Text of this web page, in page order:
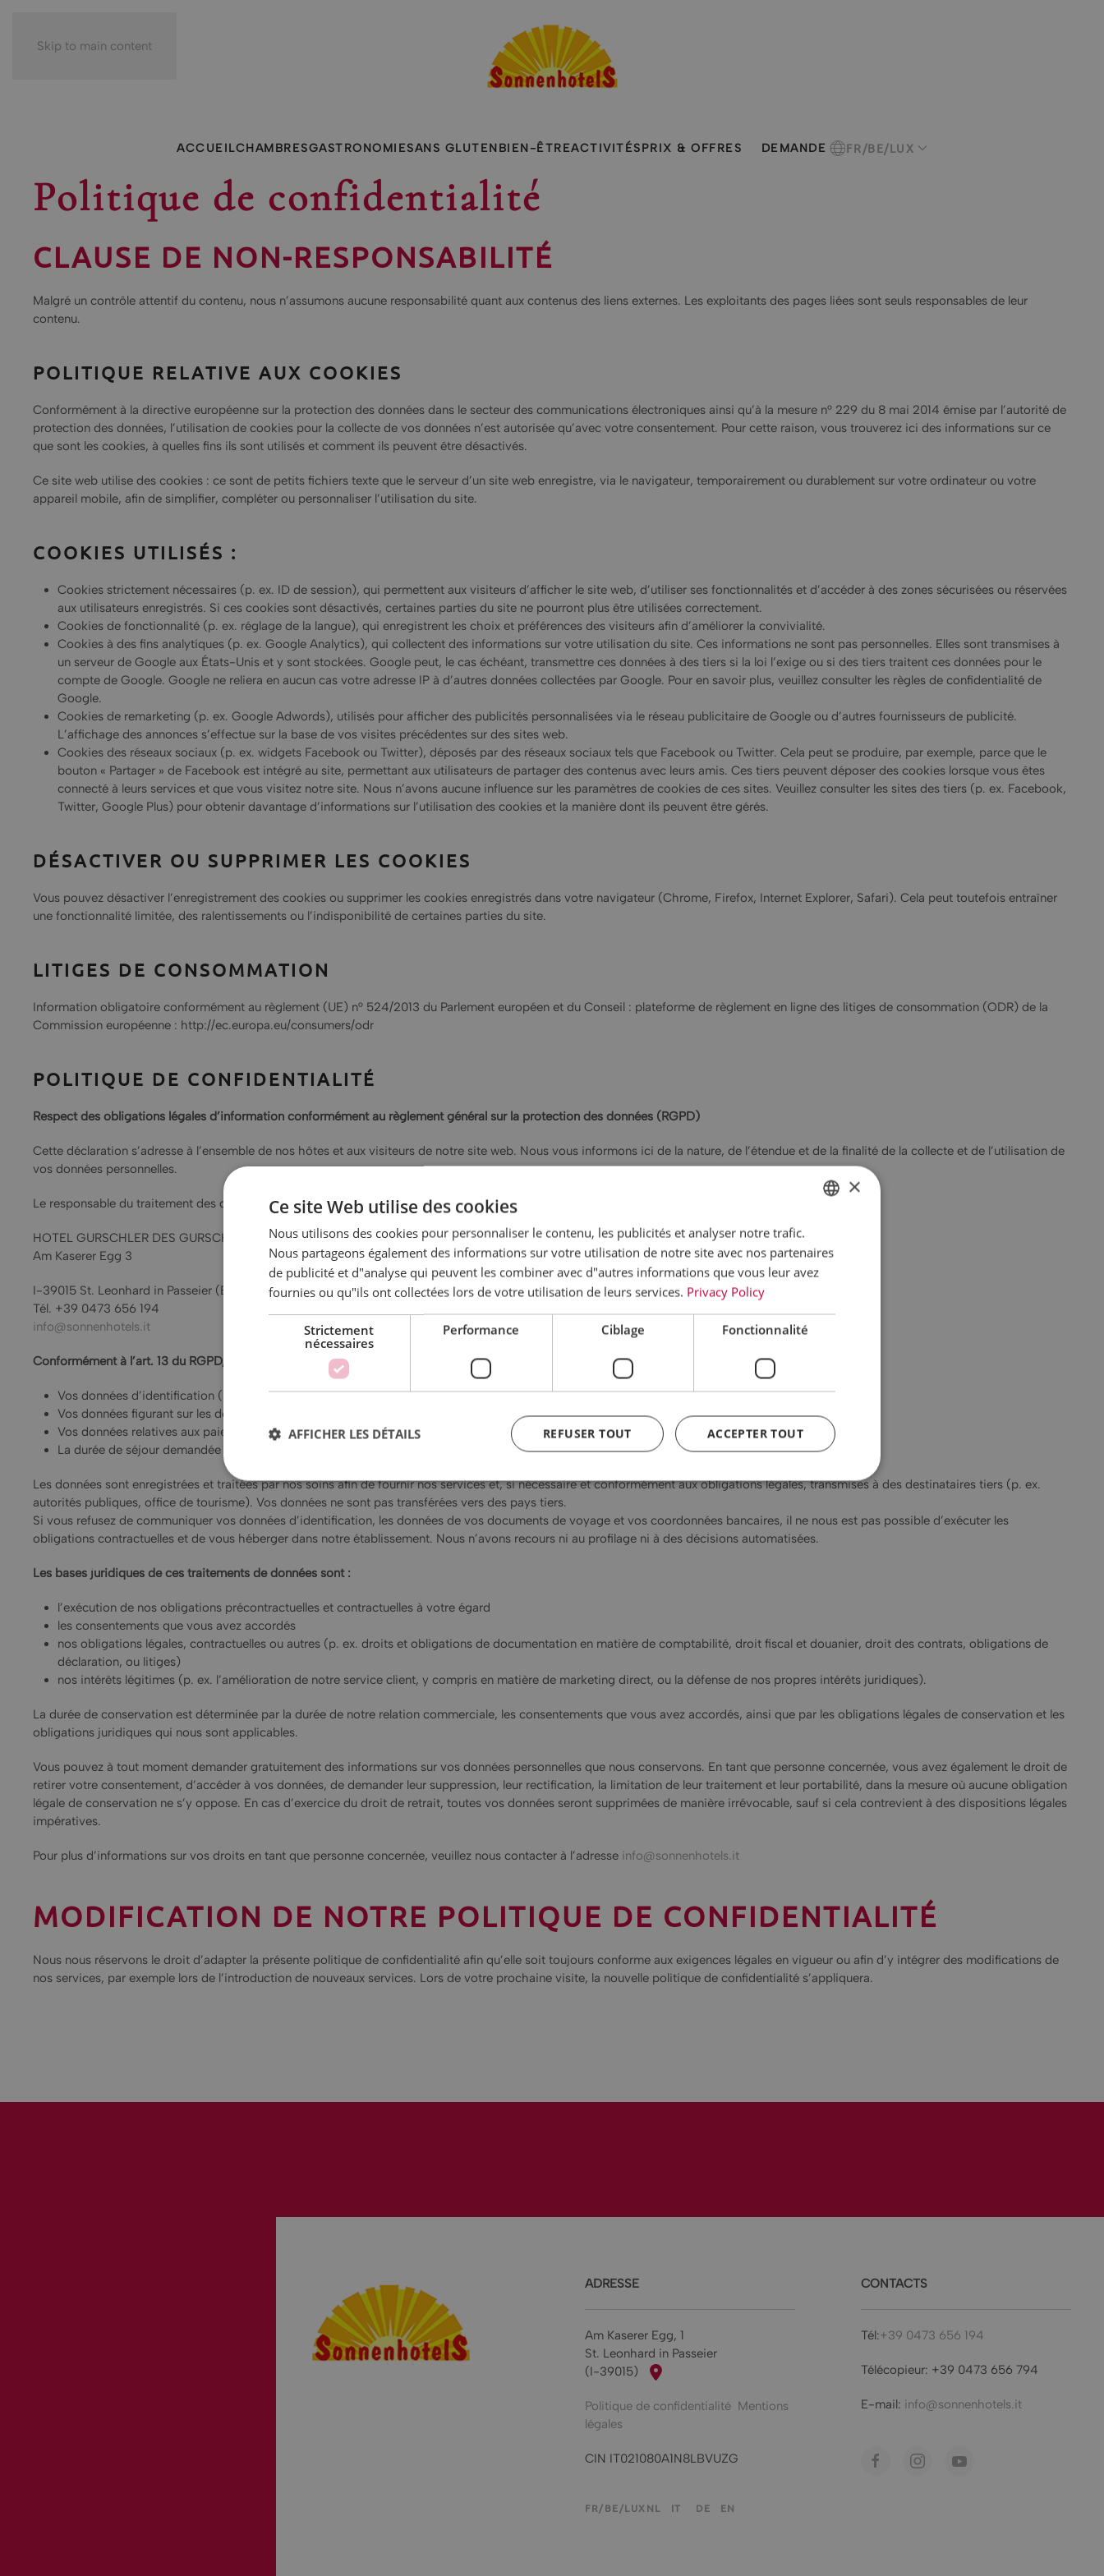
Skip to main content
ACCUEILCHAMBRESGASTRONOMIESANS GLUTEN BIEN-ÊTREACTIVITÉSPRIX & OFFRES DEMANDE FR/BE/LUX
Politique de confidentialité
CLAUSE DE NON-RESPONSABILITÉ
Malgré un contrôle attentif du contenu, nous n’assumons aucune responsabilité quant aux contenus des liens externes. Les exploitants des pages liées sont seuls responsables de leur
contenu.
POLITIQUE RELATIVE AUX COOKIES
Conformément à la directive européenne sur la protection des données dans le secteur des communications électroniques ainsi qu’à la mesure n° 229 du 8 mai 2014 émise par l’autorité de
protection des données, l’utilisation de cookies pour la collecte de vos données n’est autorisée qu’avec votre consentement. Pour cette raison, vous trouverez ici des informations sur ce
que sont les cookies, à quelles fins ils sont utilisés et comment ils peuvent être désactivés.
Ce site web utilise des cookies : ce sont de petits fichiers texte que le serveur d’un site web enregistre, via le navigateur, temporairement ou durablement sur votre ordinateur ou votre
appareil mobile, afin de simplifier, compléter ou personnaliser l’utilisation du site.
COOKIES UTILISÉS :
Cookies strictement nécessaires (p. ex. ID de session), qui permettent aux visiteurs d’afficher le site web, d’utiliser ses fonctionnalités et d’accéder à des zones sécurisées ou réservées
aux utilisateurs enregistrés. Si ces cookies sont désactivés, certaines parties du site ne pourront plus être utilisées correctement.
Cookies de fonctionnalité (p. ex. réglage de la langue), qui enregistrent les choix et préférences des visiteurs afin d’améliorer la convivialité.
Cookies à des fins analytiques (p. ex. Google Analytics), qui collectent des informations sur votre utilisation du site. Ces informations ne sont pas personnelles. Elles sont transmises à
un serveur de Google aux États-Unis et y sont stockées. Google peut, le cas échéant, transmettre ces données à des tiers si la loi l’exige ou si des tiers traitent ces données pour le
compte de Google. Google ne reliera en aucun cas votre adresse IP à d’autres données collectées par Google. Pour en savoir plus, veuillez consulter les règles de confidentialité de
Google.
Cookies de remarketing (p. ex. Google Adwords), utilisés pour afficher des publicités personnalisées via le réseau publicitaire de Google ou d’autres fournisseurs de publicité.
L’affichage des annonces s’effectue sur la base de vos visites précédentes sur des sites web.
Cookies des réseaux sociaux (p. ex. widgets Facebook ou Twitter), déposés par des réseaux sociaux tels que Facebook ou Twitter. Cela peut se produire, par exemple, parce que le
bouton « Partager » de Facebook est intégré au site, permettant aux utilisateurs de partager des contenus avec leurs amis. Ces tiers peuvent déposer des cookies lorsque vous êtes
connecté à leurs services et que vous visitez notre site. Nous n’avons aucune influence sur les paramètres de cookies de ces sites. Veuillez consulter les sites des tiers (p. ex. Facebook,
Twitter, Google Plus) pour obtenir davantage d’informations sur l’utilisation des cookies et la manière dont ils peuvent être gérés.
DÉSACTIVER OU SUPPRIMER LES COOKIES
Vous pouvez désactiver l’enregistrement des cookies ou supprimer les cookies enregistrés dans votre navigateur (Chrome, Firefox, Internet Explorer, Safari). Cela peut toutefois entraîner
une fonctionnalité limitée, des ralentissements ou l’indisponibilité de certaines parties du site.
LITIGES DE CONSOMMATION
Information obligatoire conformément au règlement (UE) n° 524/2013 du Parlement européen et du Conseil : plateforme de règlement en ligne des litiges de consommation (ODR) de la
Commission européenne : http://ec.europa.eu/consumers/odr
POLITIQUE DE CONFIDENTIALITÉ
Respect des obligations légales d’information conformément au règlement général sur la protection des données (RGPD)
Cette déclaration s’adresse à l’ensemble de nos hôtes et aux visiteurs de notre site web. Nous vous informons ici de la nature, de l’étendue et de la finalité de la collecte et de l’utilisation de
vos données personnelles.
Le responsable du traitement des données est :
HOTEL GURSCHLER DES GURSCHLER N. KG
Am Kaserer Egg 3
I-39015 St. Leonhard in Passeier (BZ)
Tél. +39 0473 656 194
info@sonnenhotels.it
Conformément à l’art. 13 du RGPD, nous traitons les données suivantes :
Vos données d’identification (prénom, nom, adresse, téléphone, e-mail, date de naissance, lieu de naissance, langue, etc.)
Vos données figurant sur les documents de voyage et les pièces d’identité
Vos données relatives aux paiements, cartes EC, cartes de crédit et cartes bancaires
La durée de séjour demandée ainsi que les préférences personnelles liées au séjour que vous nous communiquez
Les données sont enregistrées et traitées par nos soins afin de fournir nos services et, si nécessaire et conformément aux obligations légales, transmises à des destinataires tiers (p. ex.
autorités publiques, office de tourisme). Vos données ne sont pas transférées vers des pays tiers.
Si vous refusez de communiquer vos données d’identification, les données de vos documents de voyage et vos coordonnées bancaires, il ne nous est pas possible d’exécuter les
obligations contractuelles et de vous héberger dans notre établissement. Nous n’avons recours ni au profilage ni à des décisions automatisées.
Les bases juridiques de ces traitements de données sont :
l’exécution de nos obligations précontractuelles et contractuelles à votre égard
les consentements que vous avez accordés
nos obligations légales, contractuelles ou autres (p. ex. droits et obligations de documentation en matière de comptabilité, droit fiscal et douanier, droit des contrats, obligations de
déclaration, ou litiges)
nos intérêts légitimes (p. ex. l’amélioration de notre service client, y compris en matière de marketing direct, ou la défense de nos propres intérêts juridiques).
La durée de conservation est déterminée par la durée de notre relation commerciale, les consentements que vous avez accordés, ainsi que par les obligations légales de conservation et les
obligations juridiques qui nous sont applicables.
Vous pouvez à tout moment demander gratuitement des informations sur vos données personnelles que nous conservons. En tant que personne concernée, vous avez également le droit de
retirer votre consentement, d’accéder à vos données, de demander leur suppression, leur rectification, la limitation de leur traitement et leur portabilité, dans la mesure où aucune obligation
légale de conservation ne s’y oppose. En cas d’exercice du droit de retrait, toutes vos données seront supprimées de manière irrévocable, sauf si cela contrevient à des dispositions légales
impératives.
Pour plus d’informations sur vos droits en tant que personne concernée, veuillez nous contacter à l’adresse info@sonnenhotels.it
MODIFICATION DE NOTRE POLITIQUE DE CONFIDENTIALITÉ
Nous nous réservons le droit d’adapter la présente politique de confidentialité afin qu’elle soit toujours conforme aux exigences légales en vigueur ou afin d’y intégrer des modifications de
nos services, par exemple lors de l’introduction de nouveaux services. Lors de votre prochaine visite, la nouvelle politique de confidentialité s’appliquera.
ADRESSE
Am Kaserer Egg, 1
St. Leonhard in Passeier
(I-39015)
Politique de confidentialité Mentions
légales
CIN IT021080A1N8LBVUZG
FR/BE/LUXNL IT DE EN
CONTACTS
Tél:+39 0473 656 194
Télécopieur: +39 0473 656 794
E-mail: info@sonnenhotels.it
ENGLISH
DUTCH
×
Ce site Web utilise des cookies
Nous utilisons des cookies pour personnaliser le contenu, les publicités et analyser notre trafic.
Nous partageons également des informations sur votre utilisation de notre site avec nos partenaires
de publicité et d"analyse qui peuvent les combiner avec d"autres informations que vous leur avez
fournies ou qu"ils ont collectées lors de votre utilisation de leurs services. Privacy Policy
Strictement
nécessaires
Performance Ciblage Fonctionnalité
ACCEPTER TOUT
REFUSER TOUT
AFFICHER LES DÉTAILS